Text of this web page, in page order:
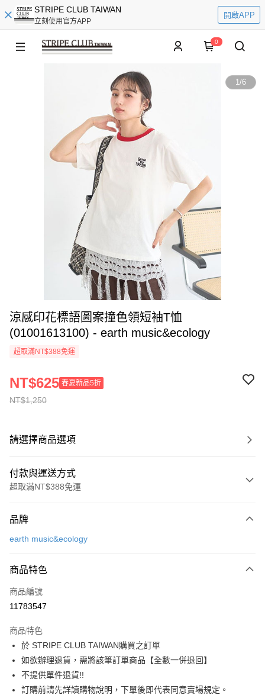
STRIPE CLUB TAIWAN
立刻使用官方APP
開啟APP
0
1/6
涼感印花標語圖案撞色領短袖T恤
(01001613100) - earth music&ecology
超取滿NT$388免運
NT$1,250
NT$625 春夏新品5折
請選擇商品選項
付款與運送方式
超取滿NT$388免運
信用卡一次付款
3 期 0 利率 每期
合作金庫商業銀行
上海商業儲蓄銀行
臺灣中小企業銀行
匯豐（台灣）商業銀行
華泰商業銀行
聯邦商業銀行
遠東國際商業銀行
元大商業銀行
玉山商業銀行
星展（台灣）商業銀行
超商取貨付款
LINE Pay
Apple Pay
街口支付
悠遊付
品牌
earth music&ecology
商品特色
商品編號
11783547
商品特色
於 STRIPE CLUB TAIWAN購買之訂單
如欲辦理退貨，需將該筆訂單商品【全數一併退回】
不提供單件退貨!!
訂購前請先詳讀購物說明，下單後即代表同意賣場規定。